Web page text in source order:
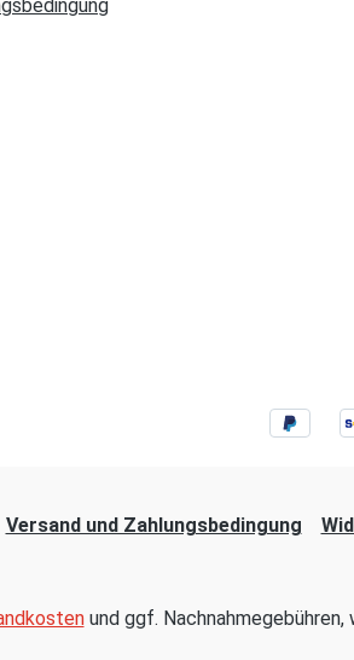
Versand und Zahlungsbedingung
und ggf. Nachnahmegebühren,